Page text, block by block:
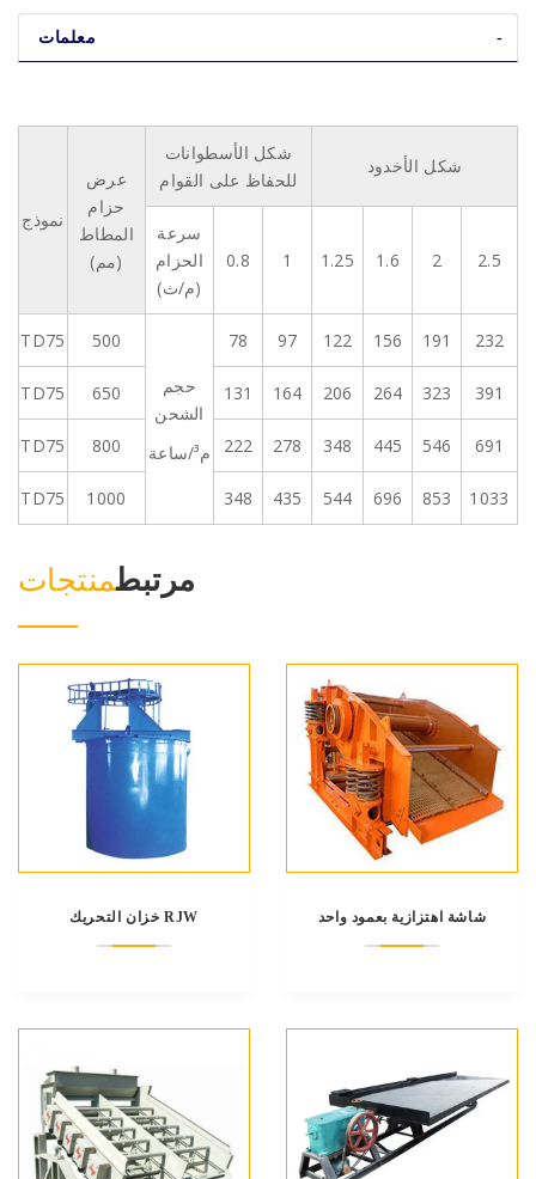
معلمات
نموذج
عرض
حزام
المطاط
(مم)
شكل الأسطوانات
للحفاظ على القوام
شكل الأخدود
سرعة
الحزام
(م/ث)
0.8 1 1.25 1.6 2 2.5
TD75
500
حجم
الشحن
م³/ساعة
78 97 122 156 191 232
TD75 650 131 164 206 264 323 391
TD75 800 222 278 348 445 546 691
TD75 1000 348 435 544 696 853 1033
مرتبطمنتجات
خزان التحريك RJW شاشة اهتزازية بعمود واحد